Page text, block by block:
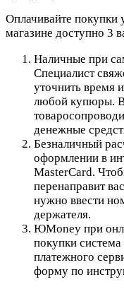
Оплачивайте
магазине доступно 3
Наличные при
Специалист
уточнить время
любой купюры.
денежные
Безналичный
оформлении в
MasterCard.
перенаправит
нужно ввести
держателя.
ЮMoney при
покупки
платежного
форму по